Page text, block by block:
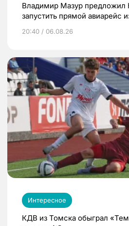
Владимир Мазур предложил
запустить прямой авиарейс
20:40 / 06.08.26
Интересное
КДВ из Томска обыграл